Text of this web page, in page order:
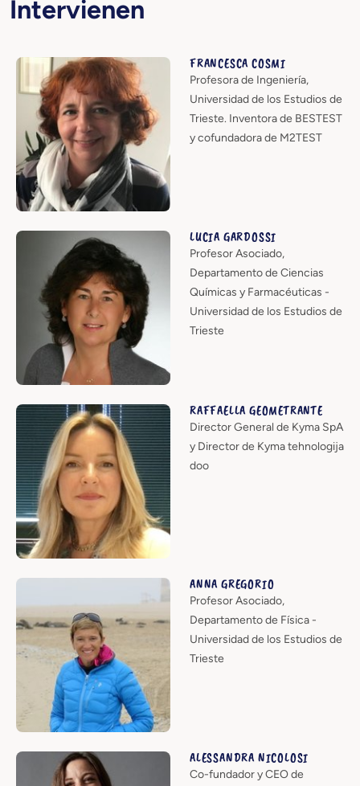
Intervienen
FRANCESCA COSMI
Profesora de Ingeniería,
Universidad de los Estudios de
Trieste. Inventora de BESTEST
y cofundadora de M2TEST
LUCIA GARDOSSI
Profesor Asociado,
Departamento de Ciencias
Químicas y Farmacéuticas -
Universidad de los Estudios de
Trieste
RAFFAELLA GEOMETRANTE
Director General de Kyma SpA
y Director de Kyma tehnologija
doo
ANNA GREGORIO
Profesor Asociado,
Departamento de Física -
Universidad de los Estudios de
Trieste
ALESSANDRA NICOLOSI
Co-fundador y CEO de